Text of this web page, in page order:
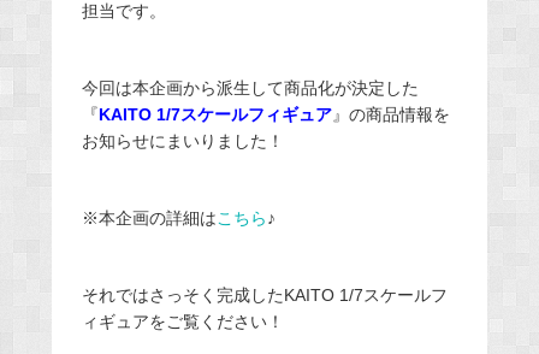
担当です。
今回は本企画から派生して商品化が決定した
『KAITO1/7スケールフィギュア』の商品情報を
お知らせにまいりました！
※本企画の詳細はこちら♪
それではさっそく完成したKAITO 1/7スケールフ
ィギュアをご覧ください！